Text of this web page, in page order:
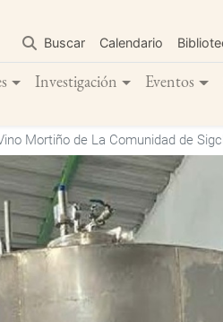
contenido
principal
Buscar Calendario
Investigación Eventos
Mortiño de La Comunidad de